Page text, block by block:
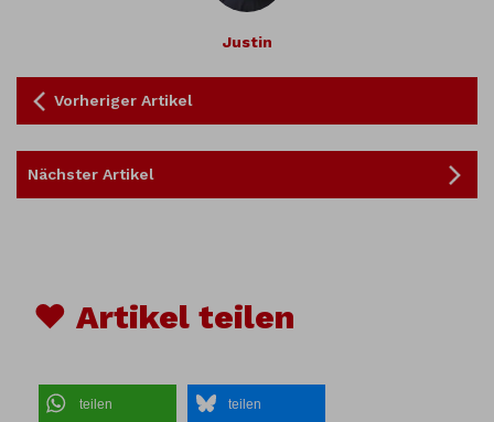
Justin
Vorheriger Artikel
Nächster Artikel
♥ Artikel teilen
teilen teilen